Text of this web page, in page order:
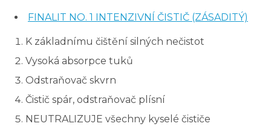
FINALIT NO. 1 INTENZIVNÍ ČISTIČ (ZÁSADITÝ)
K základnímu čištění silných nečistot
Vysoká absorpce tuků
Odstraňovač skvrn
Čistič spár, odstraňovač plísní
NEUTRALIZUJE všechny kyselé čističe